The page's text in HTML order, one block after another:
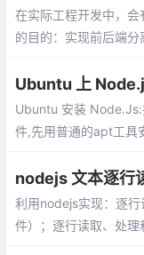
执行callback，下一个
在实际工程开发中，
的目的：实现前后端分
实现node.js的反向代理
Ubuntu 上
Ubuntu 安装
件,先用普通的apt工具
必须的，用过的node
版本的工具N
nodejs 文本逐行
利用nodejs实现：逐
件）；逐行读取、处